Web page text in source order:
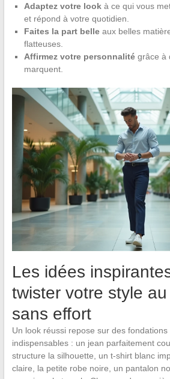
Adaptez votre lookà ce qui vous
et répond à votre quotidien.
Faites la part belleaux belles
flatteuses.
Affirmez votre personnalitégrâce à
marquent.
Les idées
twister votre style
sans effort
Un look réussi repose sur des fondations
indispensables : un jean parfaitement
structure la silhouette, un t-shirt blanc
claire, la petite robe noire, un pantalon